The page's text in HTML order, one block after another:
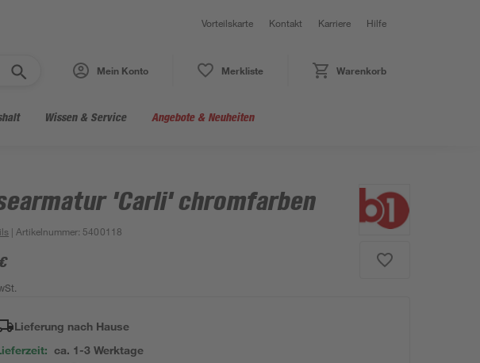
Vorteilskarte Kontakt Karriere Hilfe
Mein Konto Merkliste Warenkorb
Wissen & Service Angebote & Neuheiten
'Carli' chromfarben
| Artikelnummer: 5400118
€
Lieferung nach Hause
ca. 1-3 Werktage